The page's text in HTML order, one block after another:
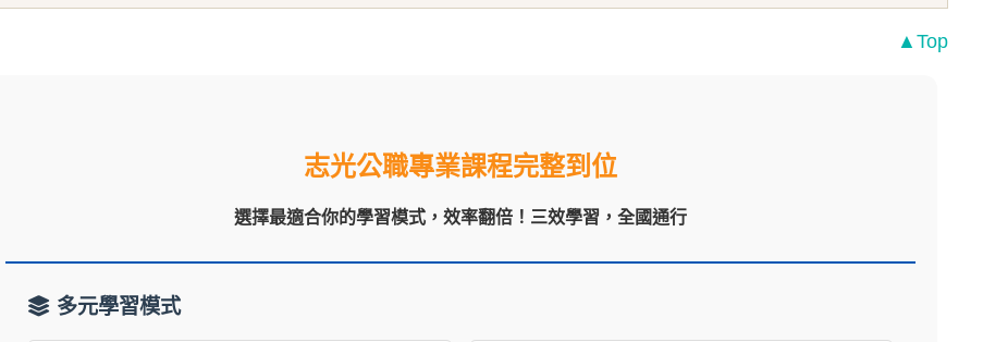
▲Top
志光公職專業課程完整到位
選擇最適合你的學習模式，效率翻倍！三效學習，全國通行
多元學習模式